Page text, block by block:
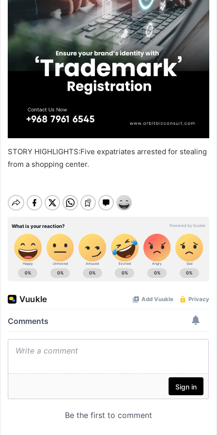
STORY HIGHLIGHTS:Five expatriates arrested for stealing
from a shopping center.